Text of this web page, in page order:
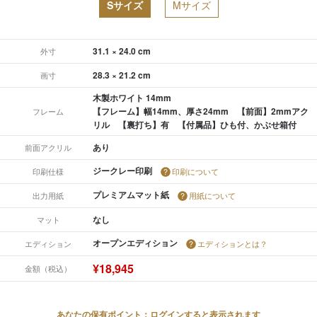
Sサイズ Mサイズ
外寸 31.1 × 24.0 cm
画寸 28.3 × 21.2 cm
フレーム
木製ホワイト 14mm
【フレーム】幅14mm、厚さ24mm 【前面】2mmアク
リル 【裏打ち】有 【付属品】ひも付、かぶせ箱付
前面アクリル あり
印刷仕様 ジークレー印刷 印刷について
出力用紙 プレミアムマット紙 用紙について
マット なし
エディション オープンエディション エディションとは？
金額（税込） ¥18,945
あなたの保有ポイント：ログインすると表示されます